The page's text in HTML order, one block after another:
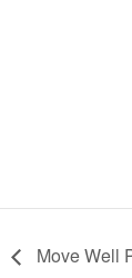
Move Well